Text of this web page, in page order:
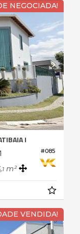
NEGOCIADA!
#085
I
1 m²
VENDIDA!